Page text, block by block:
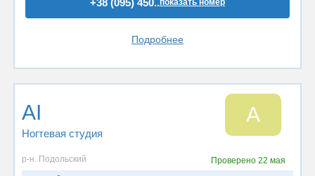
+38 (095) 450..показать номер
Подробнее
AI
Ногтевая студия
A
р-н. Подольский Проверено 22 мая